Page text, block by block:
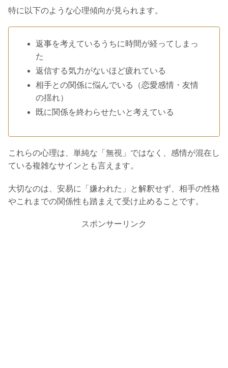
特に以下のような心理傾向が見られます。
返事を考えているうちに時間が経ってしまっ
た
返信する気力がないほど疲れている
相手との関係に悩んでいる（恋愛感情・友情
の揺れ）
既に関係を終わらせたいと考えている
これらの心理は、単純な「無視」ではなく、感情が混在し
ている複雑なサインとも言えます。
大切なのは、安易に「嫌われた」と解釈せず、相手の性格
やこれまでの関係性も踏まえて受け止めることです。
スポンサーリンク